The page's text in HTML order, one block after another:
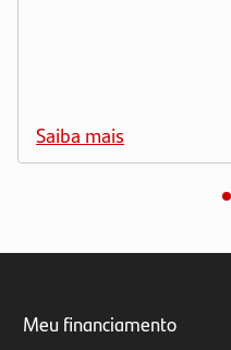
Saiba mais
Meu financiamento